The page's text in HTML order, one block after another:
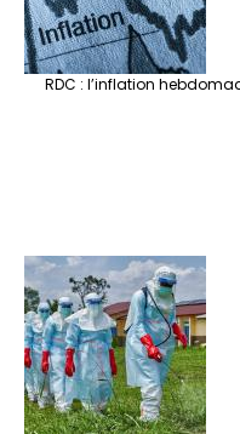
RDC : l’inflation